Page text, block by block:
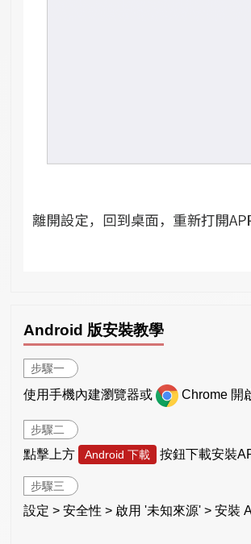
Android 版安裝教學
步驟一
使用手機內建瀏覽器或 Chrome 開
步驟二
點擊上方 Android 下載 按鈕下載安裝
步驟三
設定 > 安全性 > 啟用 '未知來源' > 安裝